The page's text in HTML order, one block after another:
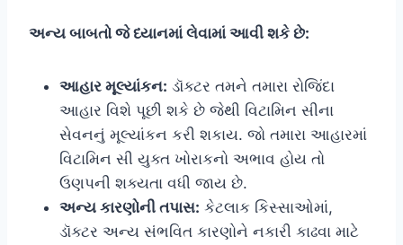
અન્ય બાબતો જે ધ્યાનમાં લેવામાં આવી શકે છે:
આહાર મૂલ્યાંકન: ડૉક્ટર તમને તમારા રોજિંદા
આહાર વિશે પૂછી શકે છે જેથી વિટામિન સીના
સેવનનું મૂલ્યાંકન કરી શકાય. જો તમારા આહારમાં
વિટામિન સી યુક્ત ખોરાકનો અભાવ હોય તો
ઉણપની શક્યતા વધી જાય છે.
અન્ય કારણોની તપાસ: કેટલાક કિસ્સાઓમાં,
ડૉક્ટર અન્ય સંભવિત કારણોને નકારી કાઢવા માટે